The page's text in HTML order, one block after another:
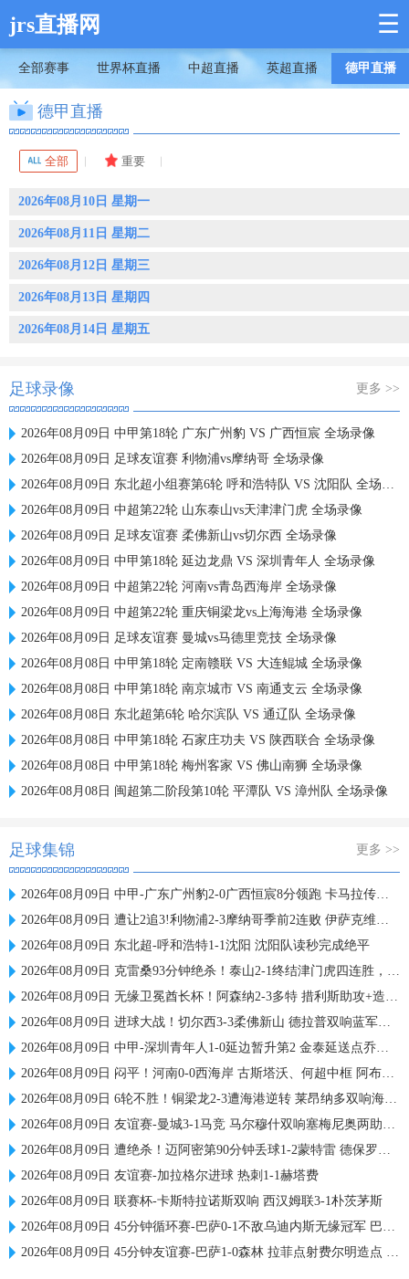
jrs直播网 ☰
全部赛事 世界杯直播 中超直播 英超直播 德甲直播
德甲直播
2026年08月10日 星期一
2026年08月11日 星期二
2026年08月12日 星期三
2026年08月13日 星期四
2026年08月14日 星期五
足球录像 更多 >>
2026年08月09日 中甲第18轮 广东广州豹 VS 广西恒宸 全场录像
2026年08月09日 足球友谊赛 利物浦vs摩纳哥 全场录像
2026年08月09日 东北超小组赛第6轮 呼和浩特队 VS 沈阳队 全场录像
2026年08月09日 中超第22轮 山东泰山vs天津津门虎 全场录像
2026年08月09日 足球友谊赛 柔佛新山vs切尔西 全场录像
2026年08月09日 中甲第18轮 延边龙鼎 VS 深圳青年人 全场录像
2026年08月09日 中超第22轮 河南vs青岛西海岸 全场录像
2026年08月09日 中超第22轮 重庆铜梁龙vs上海海港 全场录像
2026年08月09日 足球友谊赛 曼城vs马德里竞技 全场录像
2026年08月08日 中甲第18轮 定南赣联 VS 大连鲲城 全场录像
2026年08月08日 中甲第18轮 南京城市 VS 南通支云 全场录像
2026年08月08日 东北超第6轮 哈尔滨队 VS 通辽队 全场录像
2026年08月08日 中甲第18轮 石家庄功夫 VS 陕西联合 全场录像
2026年08月08日 中甲第18轮 梅州客家 VS 佛山南狮 全场录像
2026年08月08日 闽超第二阶段第10轮 平潭队 VS 漳州队 全场录像
足球集锦 更多 >>
2026年08月09日 中甲-广东广州豹2-0广西恒宸8分领跑 卡马拉传射若昂·卡洛斯破门
2026年08月09日 遭让2追3!利物浦2-3摩纳哥季前2连败 伊萨克维尔茨破门范戴克送点
2026年08月09日 东北超-呼和浩特1-1沈阳 沈阳队读秒完成绝平
2026年08月09日 克雷桑93分钟绝杀！泰山2-1终结津门虎四连胜，刘洋、哈达斯破门
2026年08月09日 无缘卫冕酋长杯！阿森纳2-3多特 措利斯助攻+造点多特U19三人建功
2026年08月09日 进球大战！切尔西3-3柔佛新山 德拉普双响蓝军热身赛暂2胜2负1平
2026年08月09日 中甲-深圳青年人1-0延边暂升第2 金泰延送点乔尔·诺贝尔操刀命中
2026年08月09日 闷平！河南0-0西海岸 古斯塔沃、何超中框 阿布拉汗替补席染红
2026年08月09日 6轮不胜！铜梁龙2-3遭海港逆转 莱昂纳多双响海港甩开降级区7分
2026年08月09日 友谊赛-曼城3-1马竞 马尔穆什双响塞梅尼奥两助16岁多明戈斯破门
2026年08月09日 遭绝杀！迈阿密第90分钟丢球1-2蒙特雷 德保罗破门展示梅西球衣
2026年08月09日 友谊赛-加拉格尔进球 热刺1-1赫塔费
2026年08月09日 联赛杯-卡斯特拉诺斯双响 西汉姆联3-1朴茨茅斯
2026年08月09日 45分钟循环赛-巴萨0-1不敌乌迪内斯无缘冠军 巴约挑射绝杀
2026年08月09日 45分钟友谊赛-巴萨1-0森林 拉菲点射费尔明造点 两队各一次中柱